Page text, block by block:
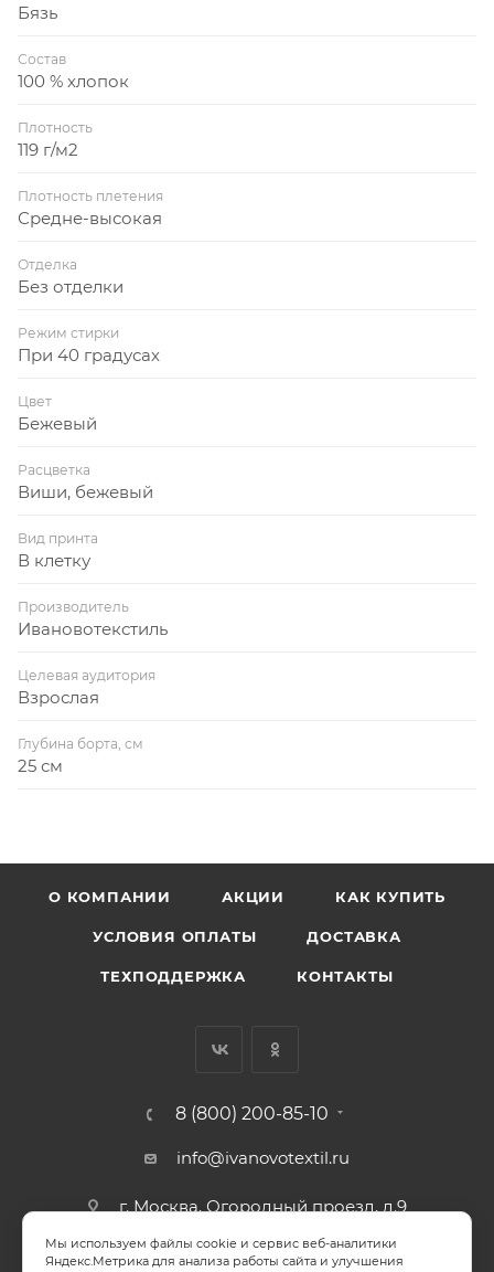
Бязь
Состав
100 % хлопок
Плотность
119 г/м2
Плотность плетения
Средне-высокая
Отделка
Без отделки
Режим стирки
При 40 градусах
Цвет
Бежевый
Расцветка
Виши, бежевый
Вид принта
В клетку
Производитель
Ивановотекстиль
Целевая аудитория
Взрослая
Глубина борта, см
25 см
О КОМПАНИИ АКЦИИ КАК КУПИТЬ
УСЛОВИЯ ОПЛАТЫ ДОСТАВКА
ТЕХПОДДЕРЖКА КОНТАКТЫ
8 (800) 200-85-10
info@ivanovotextil.ru
г. Москва, Огородный проезд, д.9
СОГЛАСИЕ НА ОБРАБОТКУ ПЕРСОНАЛЬНЫХ ДАННЫХ
Мы используем файлы cookie и сервис веб-аналитики
Яндекс.Метрика для анализа работы сайта и улучшения